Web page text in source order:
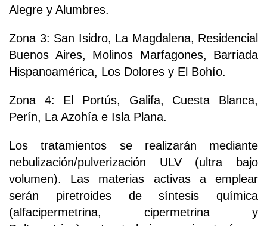
Alegre y Alumbres.
Zona 3: San Isidro, La Magdalena, Residencial
Buenos Aires, Molinos Marfagones, Barriada
Hispanoamérica, Los Dolores y El Bohío.
Zona 4: El Portús, Galifa, Cuesta Blanca,
Perín, La Azohía e Isla Plana.
Los tratamientos se realizarán mediante
nebulización/pulverización ULV (ultra bajo
volumen). Las materias activas a emplear
serán piretroides de síntesis química
(alfacipermetrina, cipermetrina y